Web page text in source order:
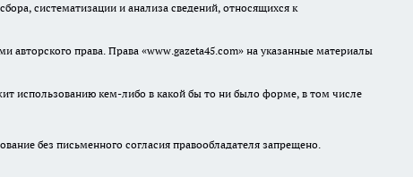
систематизации и анализа сведений, относящихся к
права. Права «www.gazeta45.com» на указанные материалы
использованию кем-либо в какой бы то ни было форме, в том числе
без письменного согласия правообладателя запрещено.